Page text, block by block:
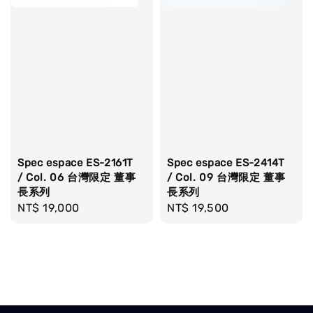
Spec espace ES-2161T
/ Col. 06 台灣限定 董事
長系列
Regular
NT$ 19,000
Spec espace ES-2414T
/ Col. 09 台灣限定 董事
長系列
Regular
NT$ 19,500